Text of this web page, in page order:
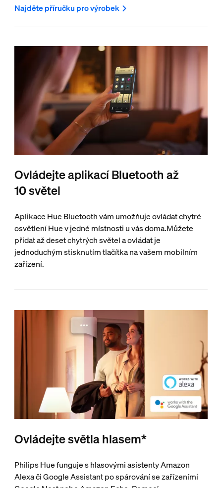
Najděte příručku pro výrobek
Ovládejte aplikací Bluetooth až
10 světel
Aplikace Hue Bluetooth vám umožňuje ovládat chytré
osvětlení Hue v jedné místnosti u vás doma.Můžete
přidat až deset chytrých světel a ovládat je
jednoduchým stisknutím tlačítka na vašem mobilním
zařízení.
Ovládejte světla hlasem*
Philips Hue funguje s hlasovými asistenty Amazon
Alexa či Google Assistant po spárování se zařízeními